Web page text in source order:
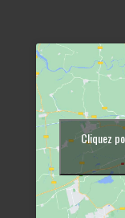
Cliquez